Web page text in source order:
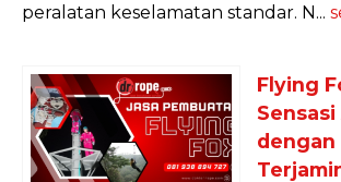
peralatan keselamatan standar. N...
Flying
dengan